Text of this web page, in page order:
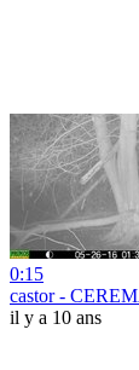
0:15
castor -
il y a 10 ans